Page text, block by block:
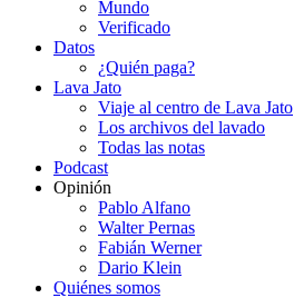
Mundo
Verificado
Datos
¿Quién paga?
Lava Jato
Viaje al centro de Lava Jato
Los archivos del lavado
Todas las notas
Podcast
Opinión
Pablo Alfano
Walter Pernas
Fabián Werner
Dario Klein
Quiénes somos